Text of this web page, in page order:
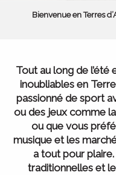
Bienvenue en Terres
Tout au long de l’été
inoubliables en
passionné de sport
ou des jeux comme
ou que vous
musique et les
a tout pour
traditionnelles et